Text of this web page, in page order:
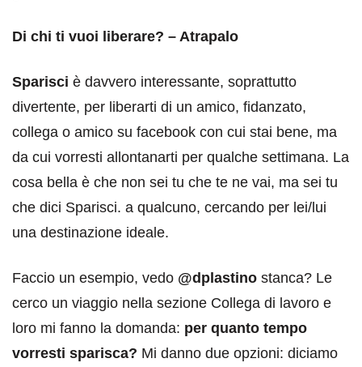
Di chi ti vuoi liberare? – Atrapalo
Sparisci è davvero interessante, soprattutto
divertente, per liberarti di un amico, fidanzato,
collega o amico su facebook con cui stai bene, ma
da cui vorresti allontanarti per qualche settimana. La
cosa bella è che non sei tu che te ne vai, ma sei tu
che dici Sparisci. a qualcuno, cercando per lei/lui
una destinazione ideale.
Faccio un esempio, vedo @dplastino stanca? Le
cerco un viaggio nella sezione Collega di lavoro e
loro mi fanno la domanda: per quanto tempo
vorresti sparisca? Mi danno due opzioni: diciamo